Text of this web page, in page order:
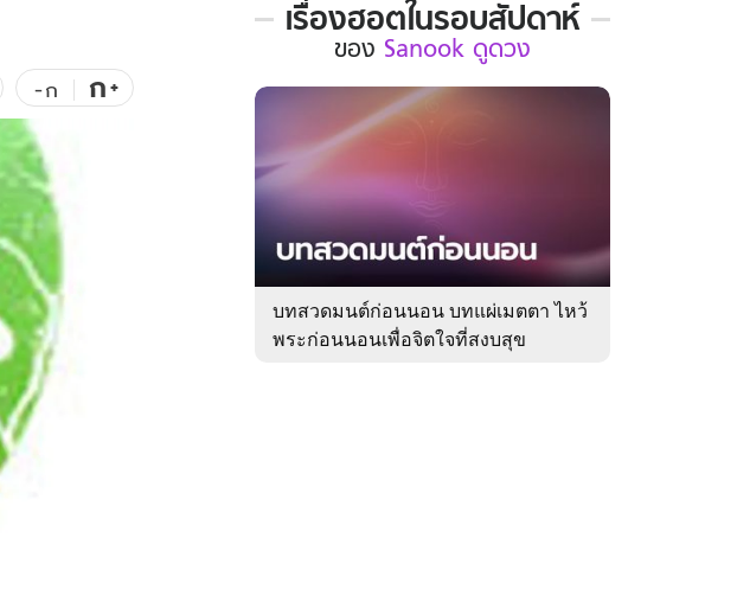
คลิป
พอดแคสต์
-ก ก+
เรื่องฮอตในรอบสัปดาห์
เรื่อง
ใน
รอบ
ของ
Sanook
ดูด
ของ Sanook ดูดวง
บทสวดมนต์ก่อนนอน บทแผ่เมตตา ไหว้
พระก่อนนอนเพื่อจิตใจที่สงบสุข